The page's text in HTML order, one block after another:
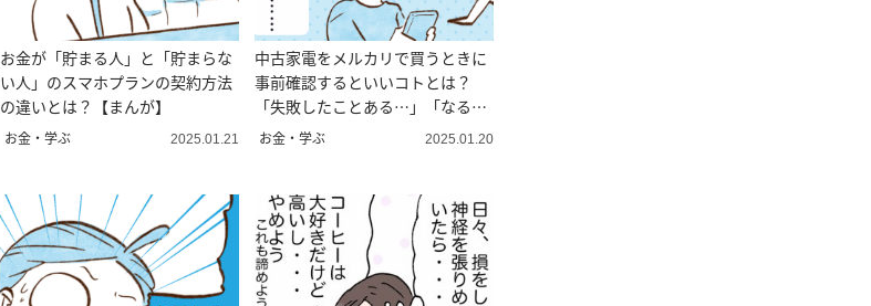
お金が「貯まる人」と「貯まらな
い人」のスマホプランの契約方法
の違いとは？【まんが】
お金・学ぶ 2025.01.21
中古家電をメルカリで買うときに
事前確認するといいコトとは？
「失敗したことある…」「なるほ
ど」【まんが】
お金・学ぶ 2025.01.20